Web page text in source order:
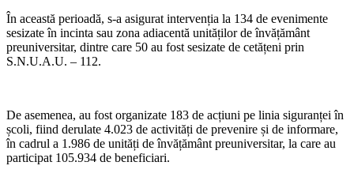
În această perioadă, s-a asigurat intervenția la 134 de evenimente
sesizate în incinta sau zona adiacentă unităților de învățământ
preuniversitar, dintre care 50 au fost sesizate de cetățeni prin
S.N.U.A.U. – 112.
De asemenea, au fost organizate 183 de acțiuni pe linia siguranței în
școli, fiind derulate 4.023 de activități de prevenire și de informare,
în cadrul a 1.986 de unități de învățământ preuniversitar, la care au
participat 105.934 de beneficiari.